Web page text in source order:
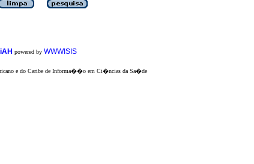
iAH powered by WWWISIS
e do Caribe de Informa��o em Ci�ncias da Sa�de